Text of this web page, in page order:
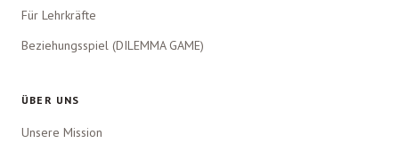
Für Lehrkräfte
Beziehungsspiel (DILEMMA GAME)
ÜBER UNS
Unsere Mission